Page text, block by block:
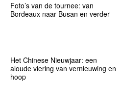
Foto’s van de tournee: van
Bordeaux naar Busan en verder
Het Chinese Nieuwjaar: een
aloude viering van vernieuwing en
hoop